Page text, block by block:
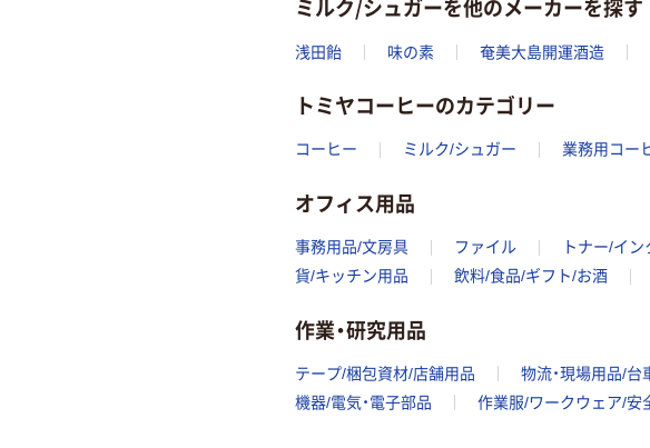
ミルク/シュガーを他のメーカーを探す
浅田飴 味の素 奄美大島開運酒造
トミヤコーヒーのカテゴリー
コーヒー ミルク/シュガー 業務用コー
オフィス用品
事務用品/文房具 ファイル トナー/イ
貨/キッチン用品
飲料/食品/ギフト/お酒
作業・研究用品
テープ/梱包資材/店舗用品 物流・現場用品/台
機器/電気・電子部品
作業服/ワークウェア/安